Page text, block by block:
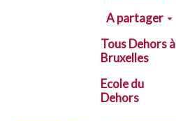
A partager
Tous Dehors à
Bruxelles
Ecole du
Dehors